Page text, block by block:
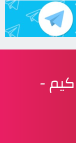
مذكرة تقارير 101 كيم -